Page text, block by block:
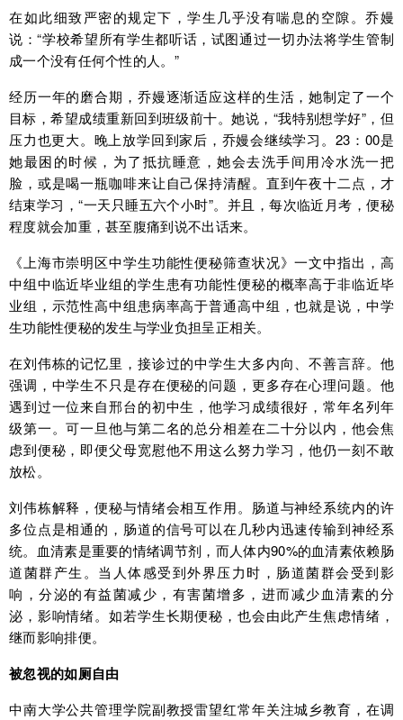
在如此细致严密的规定下，学生几乎没有喘息的空隙。乔嫚
说：“学校希望所有学生都听话，试图通过一切办法将学生管制
成一个没有任何个性的人。”
经历一年的磨合期，乔嫚逐渐适应这样的生活，她制定了一个
目标，希望成绩重新回到班级前十。她说，“我特别想学好”，但
压力也更大。晚上放学回到家后，乔嫚会继续学习。23：00是
她最困的时候，为了抵抗睡意，她会去洗手间用冷水洗一把
脸，或是喝一瓶咖啡来让自己保持清醒。直到午夜十二点，才
结束学习，“一天只睡五六个小时”。并且，每次临近月考，便秘
程度就会加重，甚至腹痛到说不出话来。
《上海市崇明区中学生功能性便秘筛查状况》一文中指出，高
中组中临近毕业组的学生患有功能性便秘的概率高于非临近毕
业组，示范性高中组患病率高于普通高中组，也就是说，中学
生功能性便秘的发生与学业负担呈正相关。
在刘伟栋的记忆里，接诊过的中学生大多内向、不善言辞。他
强调，中学生不只是存在便秘的问题，更多存在心理问题。他
遇到过一位来自邢台的初中生，他学习成绩很好，常年名列年
级第一。可一旦他与第二名的总分相差在二十分以内，他会焦
虑到便秘，即便父母宽慰他不用这么努力学习，他仍一刻不敢
放松。
刘伟栋解释，便秘与情绪会相互作用。肠道与神经系统内的许
多位点是相通的，肠道的信号可以在几秒内迅速传输到神经系
统。血清素是重要的情绪调节剂，而人体内90%的血清素依赖肠
道菌群产生。当人体感受到外界压力时，肠道菌群会受到影
响，分泌的有益菌减少，有害菌增多，进而减少血清素的分
泌，影响情绪。如若学生长期便秘，也会由此产生焦虑情绪，
继而影响排便。
被忽视的如厕自由
中南大学公共管理学院副教授雷望红常年关注城乡教育，在调